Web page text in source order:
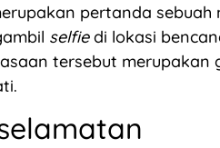
pertanda sebuah
selfiedi lokasi
tersebut merupakan